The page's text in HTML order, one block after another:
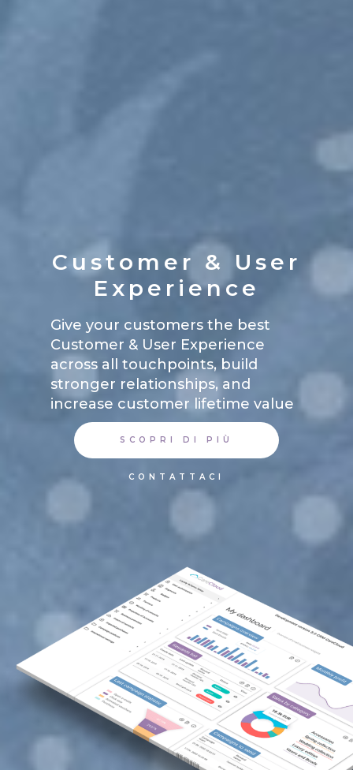
Customer & User
Experience
Give your customers the best
Customer & User Experience
across all touchpoints, build
stronger relationships, and
increase customer lifetime value
SCOPRI DI PIÙ
CONTATTACI